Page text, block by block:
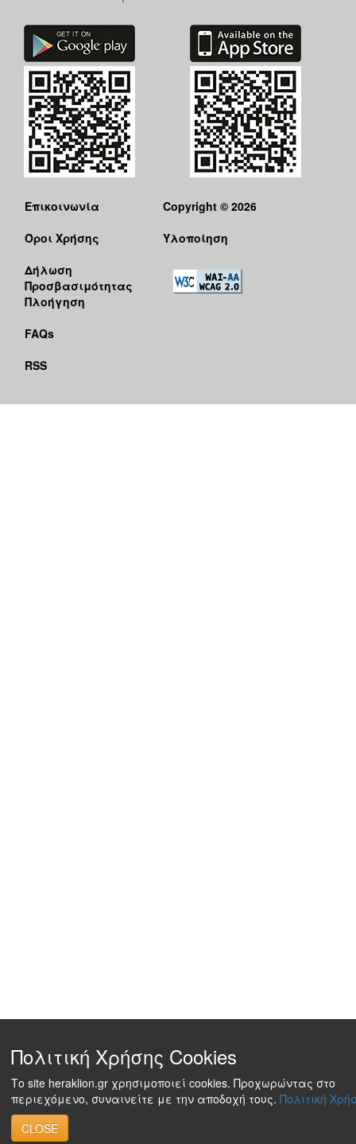
Επικοινωνία
Όροι Χρήσης
Δήλωση
Προσβασιμότητας
Πλοήγηση
FAQs
RSS
Copyright © 2026
Υλοποίηση
Πολιτική Χρήσης Cookies
Το site heraklion.gr χρησιμοποιεί cookies. Προχωρώντας στο
περιεχόμενο, συναινείτε με την αποδοχή τους. Πολιτική
CLOSE